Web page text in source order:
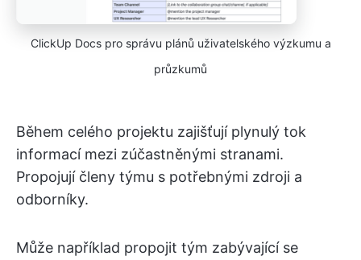
ClickUp Docs pro správu plánů uživatelského výzkumu a
průzkumů
Během celého projektu zajišťují plynulý tok
informací mezi zúčastněnými stranami.
Propojují členy týmu s potřebnými zdroji a
odborníky.
Může například propojit tým zabývající se